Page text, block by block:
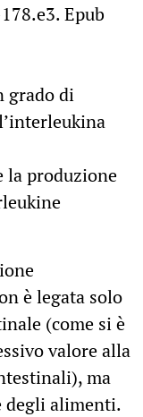
Epub
grado di
la produzione
è legata solo
(come si è
valore alla
ma
degli alimenti.